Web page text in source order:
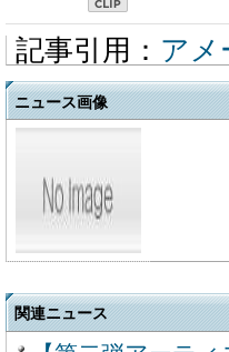
記事引用： アメ
ニュース画像
関連ニュース